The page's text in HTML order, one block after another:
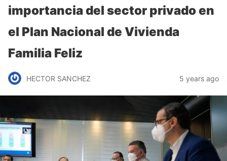
importancia del sector privado en
el Plan Nacional de Vivienda
Familia Feliz
HECTOR SANCHEZ 5 years ago